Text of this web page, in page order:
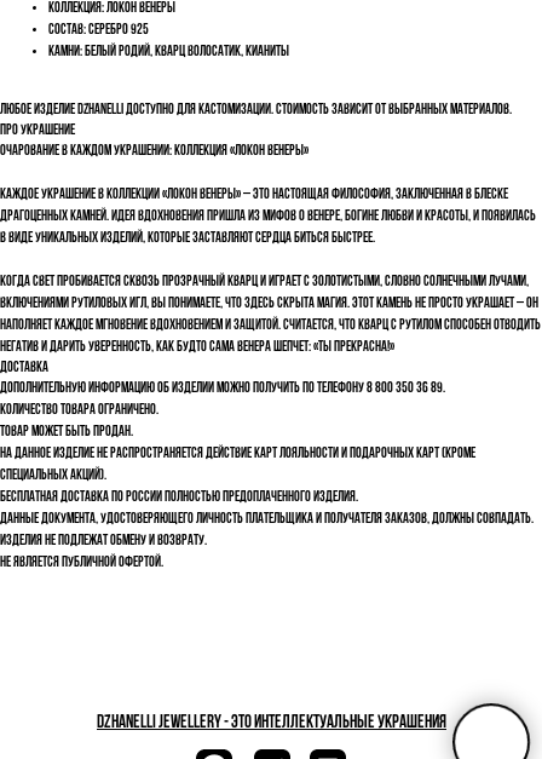
Коллекция: локон венеры
Состав: серебро 925
Камни: белый родий, кварц волосатик, кианиты
Любое изделие Dzhanelli доступно для кастомизации. Стоимость зависит от выбранных материалов.
Про украшение
Очарование в каждом украшении: Коллекция «Локон Венеры»
Каждое украшение в коллекции «Локон Венеры» – это настоящая философия, заключенная в блеске
драгоценных камней. Идея вдохновения пришла из мифов о Венере, богине любви и красоты, и появилась
в виде уникальных изделий, которые заставляют сердца биться быстрее.
Когда свет пробивается сквозь прозрачный кварц и играет с золотистыми, словно солнечными лучами,
включениями рутиловых игл, вы понимаете, что здесь скрыта магия. Этот камень не просто украшает – он
наполняет каждое мгновение вдохновением и защитой. Считается, что кварц с рутилом способен отводить
негатив и дарить уверенность, как будто сама Венера шепчет: «Ты прекрасна!»
Доставка
Дополнительную информацию об изделии можно получить по телефону 8 800 350 36 89.
Количество товара ограничено.
Товар может быть продан.
На данное изделие не распространяется действие карт лояльности и подарочных карт (кроме
специальных акций).
Бесплатная доставка по России полностью предоплаченного изделия.
Данные документа, удостоверяющего личность плательщика и получателя заказов, должны совпадать.
Изделия не подлежат обмену и возврату.
Не является публичной офертой.
dzhanelli JEWELLERY - это Интеллектуальные украшения